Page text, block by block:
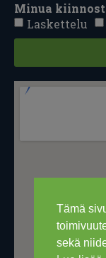
Tämä
sekä
Minua
Laskettelu